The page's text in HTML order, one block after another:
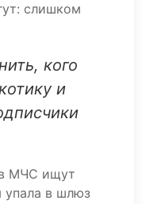
слишком
кого
и
МЧС ищут
упала в шлюз